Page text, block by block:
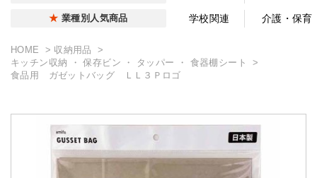
業種別人気商品 学校関連 介護・保育
HOME
収納用品
キッチン収納 ・ 保存ビン ・ タッパー ・ 食器棚シート
食品用 ガゼットバッグ ＬＬ３Ｐロゴ